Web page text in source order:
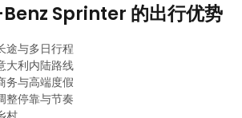
Sprinter 的出行优势
途与多日行程
大利内陆路线
务与高端度假
整停靠与节奏